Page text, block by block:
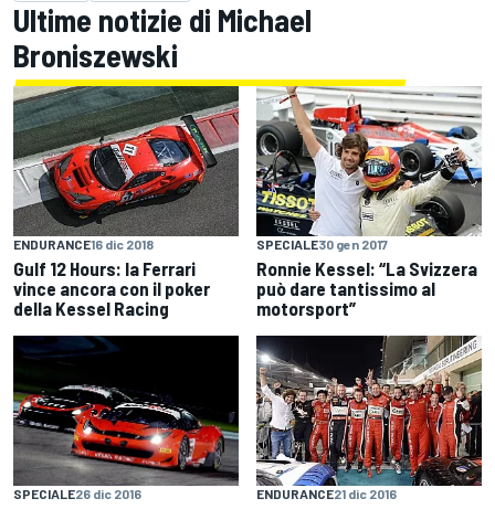
Ultime notizie di Michael
Broniszewski
ENDURANCE16 dic 2018
Gulf 12 Hours: la Ferrari
vince ancora con il poker
della Kessel Racing
SPECIALE30 gen 2017
Ronnie Kessel: “La Svizzera
può dare tantissimo al
motorsport”
SPECIALE26 dic 2016 ENDURANCE21 dic 2016